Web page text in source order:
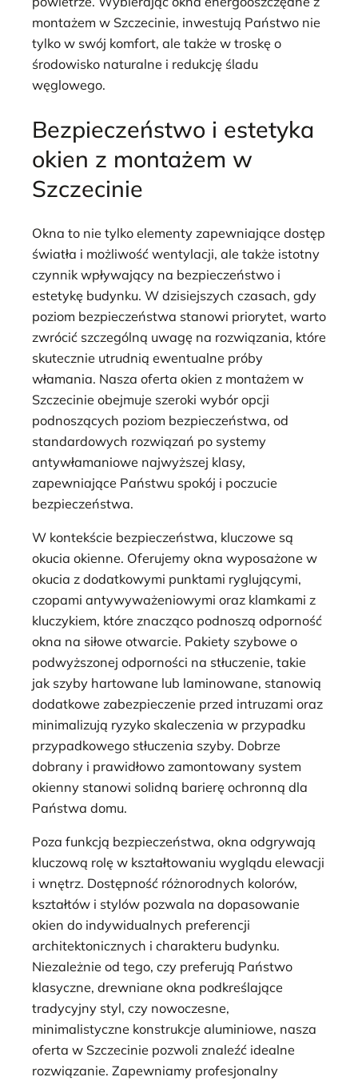
montażem w Szczecinie, inwestują Państwo nie
tylko w swój komfort, ale także w troskę o
środowisko naturalne i redukcję śladu
węglowego.
Bezpieczeństwo i estetyka
okien z montażem w
Szczecinie
Okna to nie tylko elementy zapewniające dostęp
światła i możliwość wentylacji, ale także istotny
czynnik wpływający na bezpieczeństwo i
estetykę budynku. W dzisiejszych czasach, gdy
poziom bezpieczeństwa stanowi priorytet, warto
zwrócić szczególną uwagę na rozwiązania, które
skutecznie utrudnią ewentualne próby
włamania. Nasza oferta okien z montażem w
Szczecinie obejmuje szeroki wybór opcji
podnoszących poziom bezpieczeństwa, od
standardowych rozwiązań po systemy
antywłamaniowe najwyższej klasy,
zapewniające Państwu spokój i poczucie
bezpieczeństwa.
W kontekście bezpieczeństwa, kluczowe są
okucia okienne. Oferujemy okna wyposażone w
okucia z dodatkowymi punktami ryglującymi,
czopami antywyważeniowymi oraz klamkami z
kluczykiem, które znacząco podnoszą odporność
okna na siłowe otwarcie. Pakiety szybowe o
podwyższonej odporności na stłuczenie, takie
jak szyby hartowane lub laminowane, stanowią
dodatkowe zabezpieczenie przed intruzami oraz
minimalizują ryzyko skaleczenia w przypadku
przypadkowego stłuczenia szyby. Dobrze
dobrany i prawidłowo zamontowany system
okienny stanowi solidną barierę ochronną dla
Państwa domu.
Poza funkcją bezpieczeństwa, okna odgrywają
kluczową rolę w kształtowaniu wyglądu elewacji
i wnętrz. Dostępność różnorodnych kolorów,
kształtów i stylów pozwala na dopasowanie
okien do indywidualnych preferencji
architektonicznych i charakteru budynku.
Niezależnie od tego, czy preferują Państwo
klasyczne, drewniane okna podkreślające
tradycyjny styl, czy nowoczesne,
minimalistyczne konstrukcje aluminiowe, nasza
oferta w Szczecinie pozwoli znaleźć idealne
rozwiązanie. Zapewniamy profesjonalny